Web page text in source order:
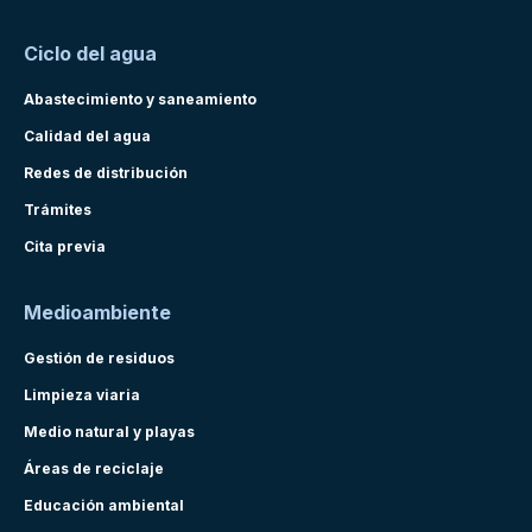
Ciclo del agua
Abastecimiento y saneamiento
Calidad del agua
Redes de distribución
Trámites
Cita previa
Medioambiente
Gestión de residuos
Limpieza viaria
Medio natural y playas
Áreas de reciclaje
Educación ambiental